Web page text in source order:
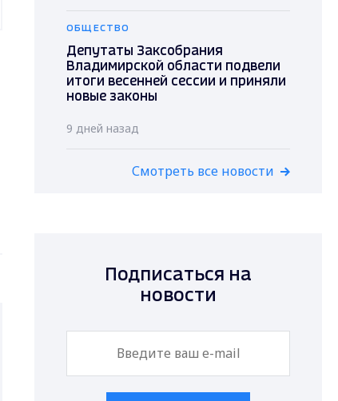
ОБЩЕСТВО
Депутаты Заксобрания
Владимирской области подвели
итоги весенней сессии и приняли
новые законы
9 дней назад
Смотреть все новости
Подписаться на
новости